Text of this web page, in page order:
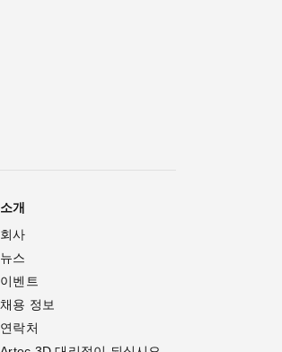
소개
회사
뉴스
이벤트
채용 정보
연락처